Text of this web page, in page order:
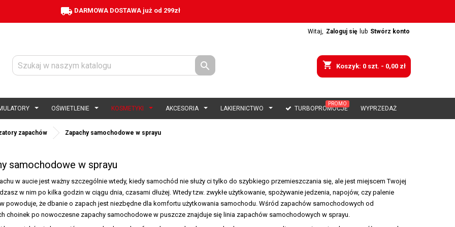
local_shipping DARMOWA DOSTAWA już od 299zł
Witaj, Zaloguj się lub Stwórz konto
shopping_cart Koszyk: 0 szt. - 0,00 zł

OŚWIETLENIE KOSMETYKI AKCESORIA LAKIERNICTWO TURBOPROMOCJE
PROMO
WYPRZEDAŻ
zapachów Zapachy samochodowe w sprayu
samochodowe w sprayu
w aucie jest ważny szczególnie wtedy, kiedy samochód nie służy ci tylko do szybkiego przemieszczania się, ale jest miejscem Twojej
w nim po kilka godzin w ciągu dnia, czasami dłużej. Wtedy tzw. zwykłe użytkowanie, spożywanie jedzenia, napojów, czy palenie
powoduje, że dbanie o zapach jest niezbędne dla komfortu użytkowania samochodu. Wśród zapachów samochodowych od
choinek po nowoczesne zapachy samochodowe w puszcze znajduje się linia zapachów samochodowych w sprayu.